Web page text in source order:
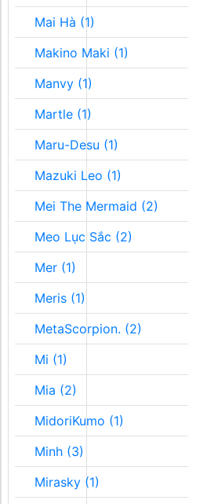
Mai Hà (1)
Makino Maki (1)
Manvy (1)
Martle (1)
Maru-Desu (1)
Mazuki Leo (1)
Mei The Mermaid (2)
Meo Lục Sắc (2)
Mer (1)
Meris (1)
MetaScorpion. (2)
Mi (1)
Mia (2)
MidoriKumo (1)
Minh (3)
Mirasky (1)